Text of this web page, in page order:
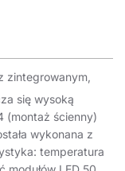
zintegrowanym,
się wysoką
(montaż ścienny)
wykonana z
temperatura